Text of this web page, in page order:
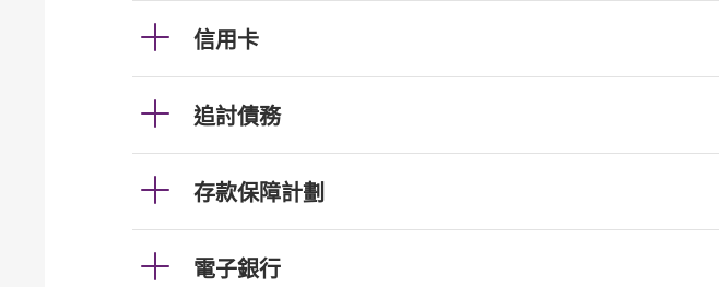
信用卡
追討債務
存款保障計劃
電子銀行